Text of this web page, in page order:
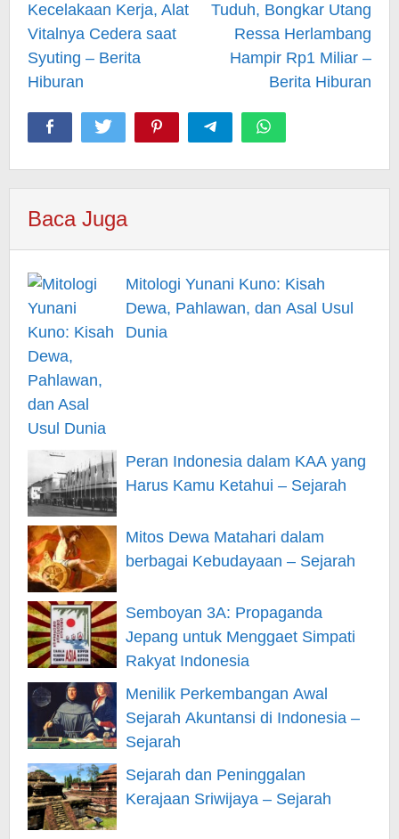
Kecelakaan Kerja, Alat
Vitalnya Cedera saat
Syuting – Berita
Hiburan
Tuduh, Bongkar Utang
Ressa Herlambang
Hampir Rp1 Miliar –
Berita Hiburan
Baca Juga
Mitologi Yunani Kuno: Kisah
Dewa, Pahlawan, dan Asal Usul
Dunia
Peran Indonesia dalam KAA yang
Harus Kamu Ketahui – Sejarah
Mitos Dewa Matahari dalam
berbagai Kebudayaan – Sejarah
Semboyan 3A: Propaganda
Jepang untuk Menggaet Simpati
Rakyat Indonesia
Menilik Perkembangan Awal
Sejarah Akuntansi di Indonesia –
Sejarah
Sejarah dan Peninggalan
Kerajaan Sriwijaya – Sejarah